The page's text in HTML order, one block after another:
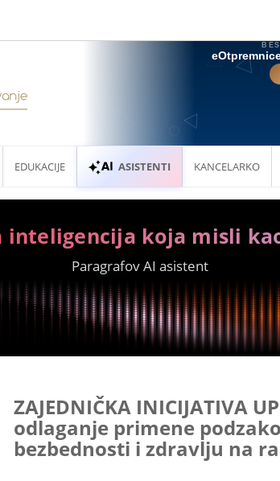
EDUKACIJE ASISTENTI KANCELARKO
inteligencija koja misli
Paragrafov AI asistent
ZAJEDNIČKA INICIJATIVA
odlaganje primene
bezbednosti i zdravlju na